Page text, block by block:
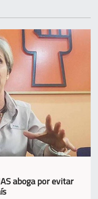
aboga por evitar